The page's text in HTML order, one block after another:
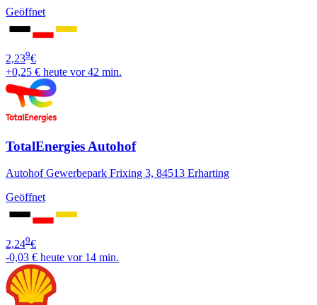
Geöffnet
2,239€
+0,25 € heute vor 42 min.
TotalEnergies Autohof
Autohof Gewerbepark Frixing 3, 84513 Erharting
Geöffnet
2,249€
-0,03 € heute vor 14 min.